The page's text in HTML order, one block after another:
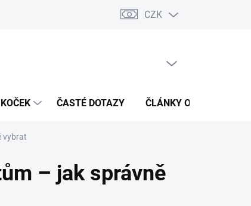
CZK
ČASTÉ DOTAZY ČLÁNKY O ZDRAVÍ
vybrat
– jak správně